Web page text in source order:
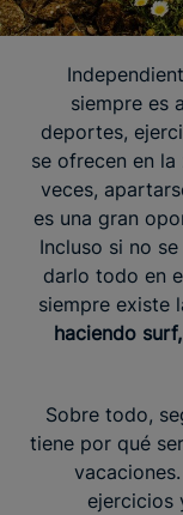
siempre es
deportes,
se ofrecen en
veces,
es una gran
Incluso si no
darlo todo en
siempre existe
haciendo
Sobre todo,
tiene por qué
ejercicios